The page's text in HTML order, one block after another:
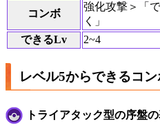
コンボ
強化攻撃＞「
く」
できるLv
2~4
レベル5からできるコン
トライアタック型の序盤